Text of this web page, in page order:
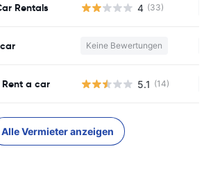
Rentals 4 (33)
Keine Bewertungen
Rent a car 5.1 (14)
Alle Vermieter anzeigen